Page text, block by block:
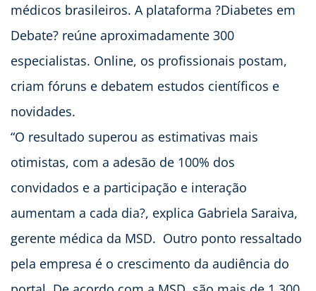
médicos brasileiros. A plataforma ?Diabetes em
Debate? reúne aproximadamente 300
especialistas. Online, os profissionais postam,
criam fóruns e debatem estudos científicos e
novidades.
“O resultado superou as estimativas mais
otimistas, com a adesão de 100% dos
convidados e a participação e interação
aumentam a cada dia?, explica Gabriela Saraiva,
gerente médica da MSD. Outro ponto ressaltado
pela empresa é o crescimento da audiência do